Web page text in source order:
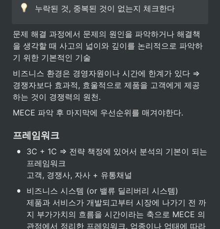
누락된 것, 중복된 것이 없는지 체크한다
문제 해결 과정에서 문제의 원인을 파악하거나 해결책
을 생각할 때 사고의 넓이와 깊이를 논리적으로 파악하
기 위한 기본적인 기술
비즈니스 환경은 경영자원이나 시간에 한계가 있다 ⇒
경쟁자보다 효과적, 효울적으로 제품을 고객에게 제공
하는 것이 경쟁력의 원천.
MECE 파악 후 마지막에 우선순위를 매겨야한다.
프레임워크
•
3C + 1C ⇒ 전략 책정에 있어서 분석의 기본이 되는
프레임워크
고객, 경쟁사, 자사 + 유통채널
•
비즈니스 시스템 (or 밸류 딜리버리 시스템)
제품과 서비스가 개발되고부터 시장에 나가기 전 까
지 부가가치의 흐름을 시간이라는 축으로 MECE 의
관점에서 정리한 프레임워크. 업종이나 업태에 따라